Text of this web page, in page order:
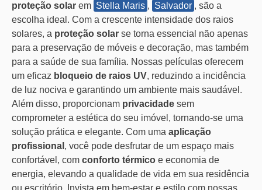
proteção solar em Stella Maris , Salvador , são a
escolha ideal. Com a crescente intensidade dos raios
solares, a proteção solar se torna essencial não apenas
para a preservação de móveis e decoração, mas também
para a saúde de sua família. Nossas películas oferecem
um eficaz bloqueio de raios UV, reduzindo a incidência
de luz nociva e garantindo um ambiente mais saudável.
Além disso, proporcionam privacidade sem
comprometer a estética do seu imóvel, tornando-se uma
solução prática e elegante. Com uma aplicação
profissional , você pode desfrutar de um espaço mais
confortável, com conforto térmico e economia de
energia, elevando a qualidade de vida em sua residência